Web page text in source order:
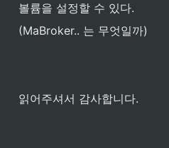
볼륨을 설정할 수 있다.
(MaBroker.. 는 무엇일까)
읽어주셔서 감사합니다.